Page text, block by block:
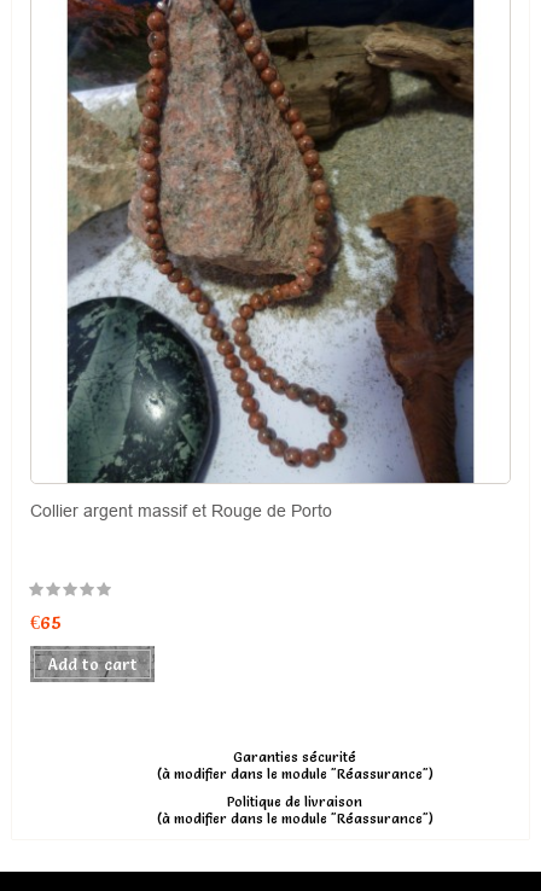
Collier argent massif et Rouge de Porto
€65
Add to cart
Garanties sécurité
(à modifier dans le module "Réassurance")
Politique de livraison
(à modifier dans le module "Réassurance")